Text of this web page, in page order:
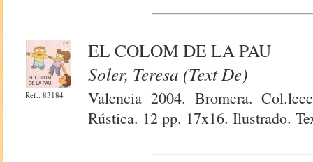
Ref.: 83184
EL COLOM DE LA PAU
Soler, Teresa (Text De)
Valencia 2004. Bromera.
Rústica. 12 pp. 17x16. Ilustrado.